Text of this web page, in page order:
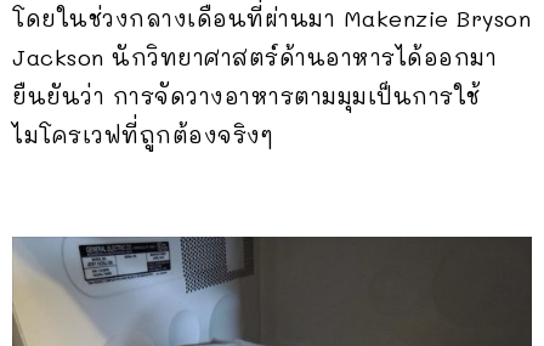
โดยในช่วงกลางเดือนที่ผ่านมา Makenzie Bryson
Jackson นักวิทยาศาสตร์ด้านอาหารได้ออกมา
ยืนยันว่า การจัดวางอาหารตามมุมเป็นการใช้
ไมโครเวฟที่ถูกต้องจริงๆ